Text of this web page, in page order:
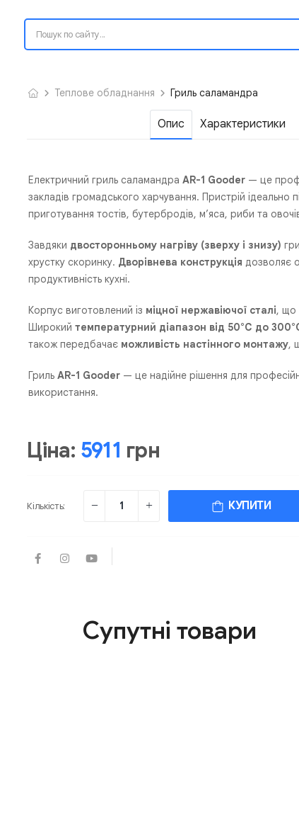
Теплове обладнання Гриль саламандра
Опис Характеристики
Електричний гриль саламандраAR-1 Gooder — це
закладів громадського харчування. Пристрій ідеально
приготування тостів, бутербродів, м’яса, риби та
Завдяки двосторонньому нагріву (зверху і знизу)
хрустку скоринку. Дворівнева конструкція дозволяє
продуктивність кухні.
Корпус виготовлений із міцної нержавіючої сталі, що
Широкийтемпературний діапазон від 50°C до
також передбачає можливість настінного монтажу,
ГрильAR-1 Gooder — це надійне рішення для
використання.
Ціна: 5911 грн
Кількість: КУПИТИ
Супутні товари